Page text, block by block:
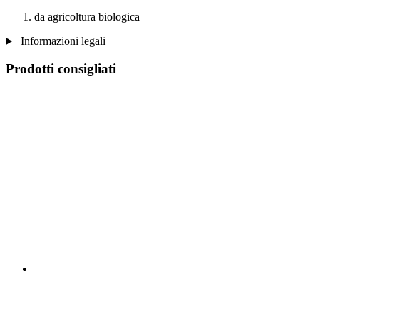
da agricoltura biologica
Informazioni legali
Prodotti consigliati